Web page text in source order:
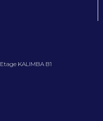
Etage KALIMBA B1